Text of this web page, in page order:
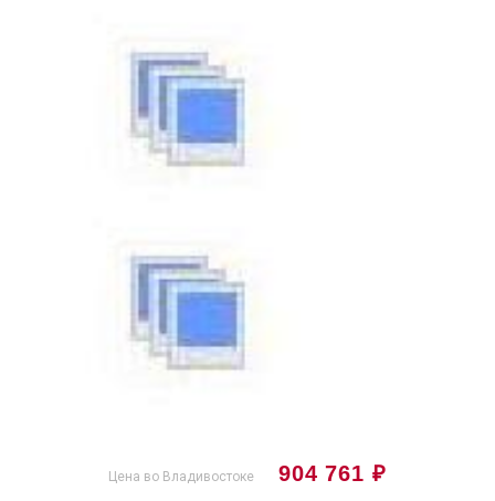
904 761 ₽
Цена во Владивостоке